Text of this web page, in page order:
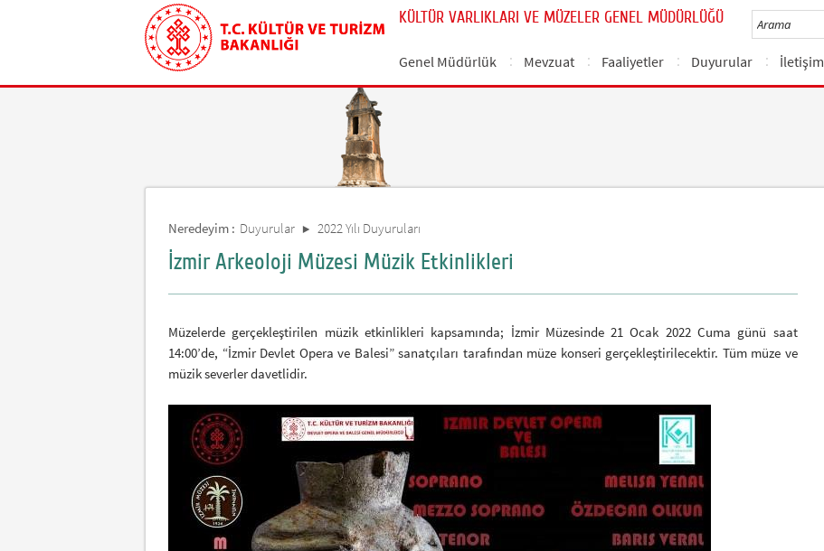
KÜLTÜR VARLIKLARI VE MÜZELER GENEL MÜDÜRLÜĞÜ
Genel Müdürlük Mevzuat Faaliyetler Duyurular İletişim
Neredeyim : Duyurular 2022 Yılı Duyuruları
İzmir Arkeoloji Müzesi Müzik Etkinlikleri
Müzelerde gerçekleştirilen müzik etkinlikleri kapsamında; İzmir Müzesinde 21 Ocak 2022 Cuma günü saat
14:00’de, “İzmir Devlet Opera ve Balesi” sanatçıları tarafından müze konseri gerçekleştirilecektir. Tüm müze ve
müzik severler davetlidir.